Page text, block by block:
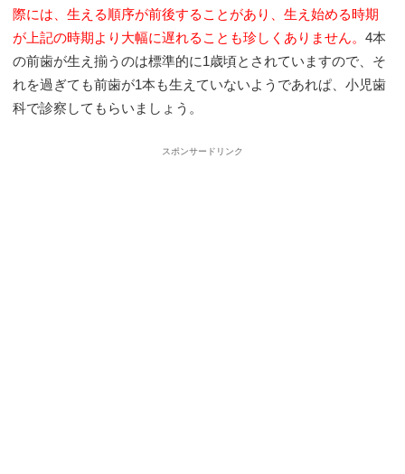
際には、生える順序が前後することがあり、生え始める時期
が上記の時期より大幅に遅れることも珍しくありません。4本
の前歯が生え揃うのは標準的に1歳頃とされていますので、そ
れを過ぎても前歯が1本も生えていないようであれぱ、小児歯
科で診察してもらいましょう。
スポンサードリンク